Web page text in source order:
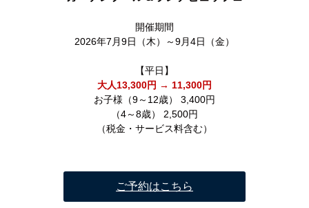
開催期間
2026年7月9日（木）～9月4日（金）
【平日】
大人13,300円 → 11,300円
お子様（9～12歳） 3,400円
（4～8歳） 2,500円
（税金・サービス料含む）
ご予約はこちら